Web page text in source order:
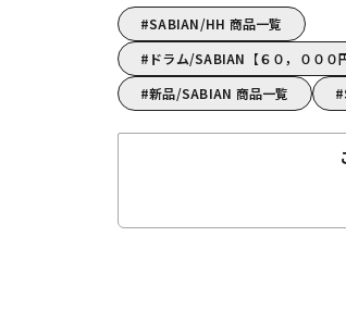
SABIAN/HH 商品一覧
ドラム/SABIAN【６０，０００
新品/SABIAN 商品一覧